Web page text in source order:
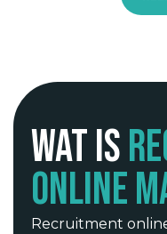
Wat is
online
Recruitment